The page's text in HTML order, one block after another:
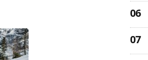
02/gol-suspende-
ferramentas oferecidas na
é protegido pela legislação
sem autorização da